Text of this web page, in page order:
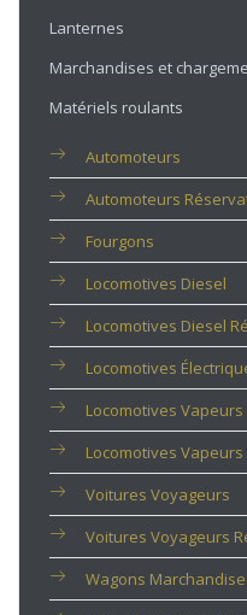
Lanternes
Marchandises et
Matériels roulants
Automoteurs
Automoteurs
Fourgons
Locomotives Diesel
Locomotives Diesel
Locomotives
Locomotives Vapeurs
Locomotives
Voitures Voyageurs
Voitures Voyageurs
Wagons